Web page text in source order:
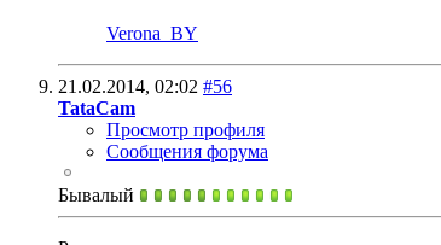
Verona_BY
21.02.2014, 02:02 #56
TataCam
Просмотр профиля
Сообщения форума
Бывалый